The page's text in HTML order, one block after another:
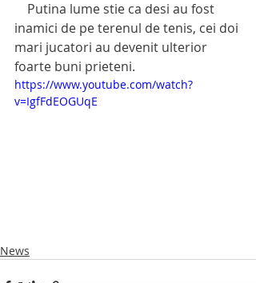
inamici de pe terenul de tenis, cei doi
mari jucatori au devenit ulterior
foarte buni prieteni.
https://www.youtube.com/watch?
v=IgfFdEOGUqE
News